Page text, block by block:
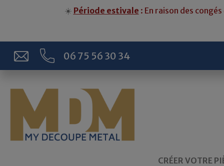
☀️ Période estivale : En raison des
06 75 56 30 34
CRÉER VOTRE